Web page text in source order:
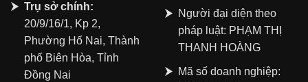
Trụ sở chính:
20/9/16/1, Kp 2,
Phường Hố Nai, Thành
phố Biên Hòa, Tỉnh
Đồng Nai
Người đại diện theo
pháp luật: PHẠM THỊ
THANH HOÀNG
Mã số doanh nghiệp: